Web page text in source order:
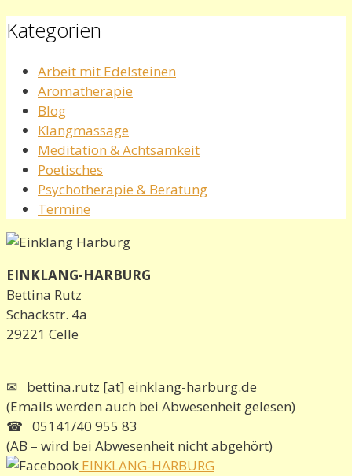
Kategorien
Arbeit mit Edelsteinen
Aromatherapie
Blog
Klangmassage
Meditation & Achtsamkeit
Poetisches
Psychotherapie & Beratung
Termine
EINKLANG-HARBURG
Bettina Rutz
Schackstr. 4a
29221 Celle
✉ bettina.rutz [at] einklang-harburg.de
(Emails werden auch bei Abwesenheit gelesen)
☎ 05141/40 955 83
(AB – wird bei Abwesenheit nicht abgehört)
EINKLANG-HARBURG